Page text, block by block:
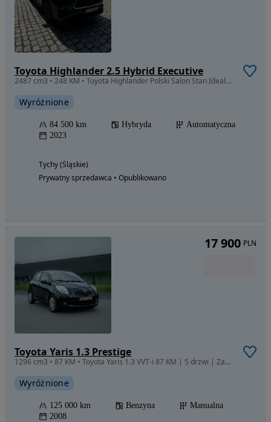
Toyota Highlander 2.5 Hybrid Executive
2487 cm3 • 248 KM • Toyota Highlander Polski Salon Stan Idealny Executive
Wyróżnione
84 500 km Hybryda
Automatyczna
2023
Tychy (Śląskie)
Prywatny sprzedawca • Opublikowano
Toyota Yaris 1.3 Prestige
1296 cm3 • 87 KM • Toyota Yaris 1.3 VVT-i 87 KM | 5 drzwi | Zadbana | Gotowa do jazdy
Wyróżnione
125 000 km Benzyna
Manualna
2008
17 900 PLN